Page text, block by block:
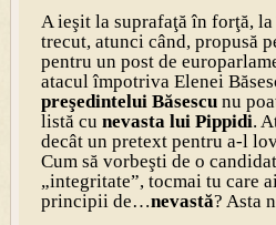
A ieşit la suprafaţă în forţă,
trecut, atunci când, propusă
pentru un post de
atacul împotriva Elenei
preşedintelui Băsescunu
listă cu nevasta lui Pippidi.
decât un pretext pentru a-l
Cum să vorbeşti de o
„integritate”, tocmai tu care
principii de…nevastă? Asta